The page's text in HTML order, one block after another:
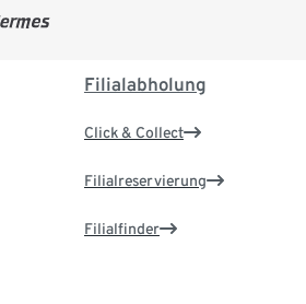
Filialabholung
Click & Collect
Filialreservierung
Filialfinder